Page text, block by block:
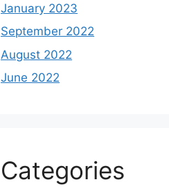
January 2023
September 2022
August 2022
June 2022
Categories